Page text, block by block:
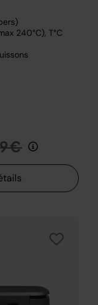
240°C), T°C
de
€au